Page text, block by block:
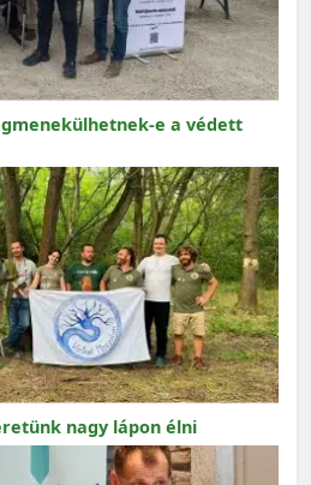
e a védett
nagy lápon élni